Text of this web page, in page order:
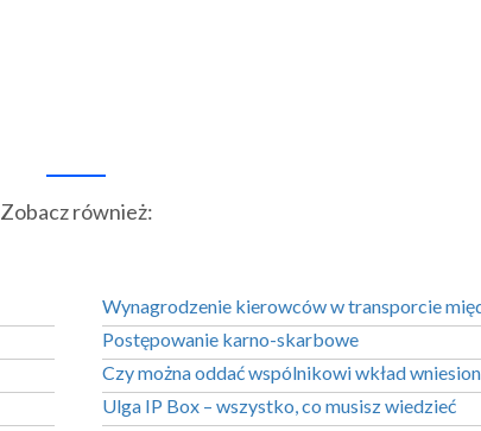
Zobacz również:
Wynagrodzenie kierowców w transporcie
Postępowanie karno-skarbowe
Czy można oddać wspólnikowi wkład
Ulga IP Box – wszystko, co musisz wiedzieć